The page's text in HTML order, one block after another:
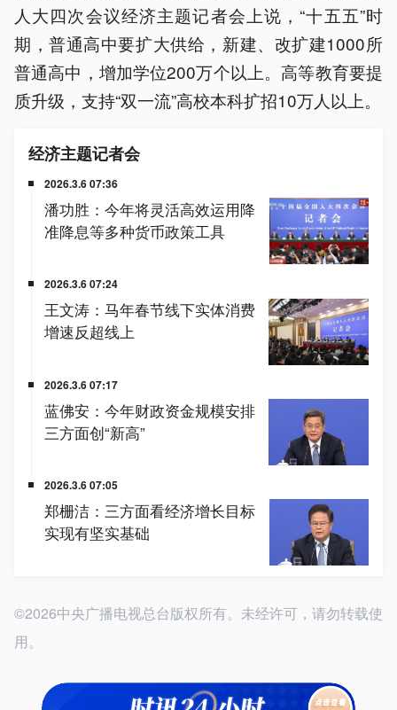
人大四次会议经济主题记者会上说，“十五五”时
期，普通高中要扩大供给，新建、改扩建1000所
普通高中，增加学位200万个以上。高等教育要提
质升级，支持“双一流”高校本科扩招10万人以上。
©2026中央广播电视总台版权所有。未经许可，请勿转载使
用。